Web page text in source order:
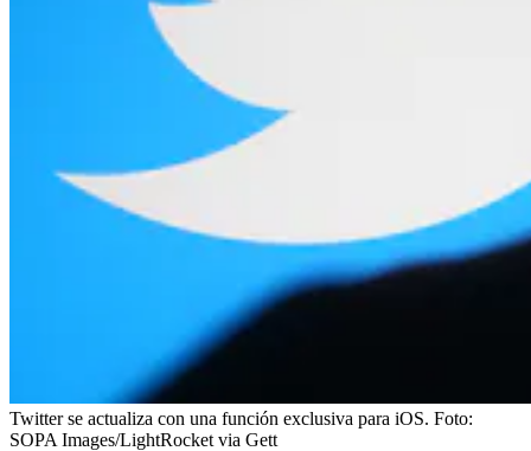
Twitter se actualiza con una función exclusiva para iOS. Foto:
SOPA Images/LightRocket via Gett